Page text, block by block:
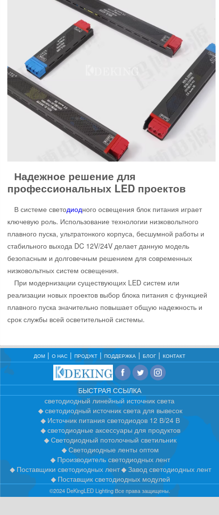
Надежное решение для
профессиональных LED проектов
В системе светодиодного освещения блок питания играет
ключевую роль. Использование технологии низковольтного
плавного пуска, ультратонкого корпуса, бесшумной работы и
стабильного выхода DC 12V/24V делает данную модель
безопасным и долговечным решением для современных
низковольтных систем освещения.
При модернизации существующих LED систем или
реализации новых проектов выбор блока питания с функцией
плавного пуска значительно повышает общую надежность и
срок службы всей осветительной системы.
ДОМ О НАС ПРОДУКТ ПОДДЕРЖКА БЛОГ КОНТАКТ
БЫСТРАЯ ССЫЛКА
светодиодный линейный источник света
светодиодный источник света для вывесок
Источник питания светодиодов 12 В/24 В
светодиодные аксессуары для продуктов
Светодиодный потолочный светильник
Светодиодные ленты оптом
Производитель светодиодных лент
Поставщики светодиодных лент
Завод светодиодных лент
Поставщик светодиодных модулей
©2024 DeKingLED Lighting Все права защищены.